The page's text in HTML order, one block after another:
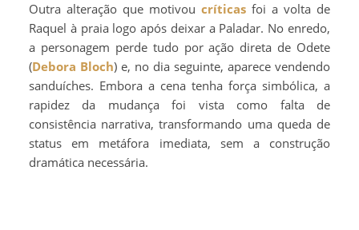
Outra alteração que motivou críticas foi a volta de
Raquel à praia logo após deixar a Paladar. No enredo,
a personagem perde tudo por ação direta de Odete
(Debora Bloch) e, no dia seguinte, aparece vendendo
sanduíches. Embora a cena tenha força simbólica, a
rapidez da mudança foi vista como falta de
consistência narrativa, transformando uma queda de
status em metáfora imediata, sem a construção
dramática necessária.